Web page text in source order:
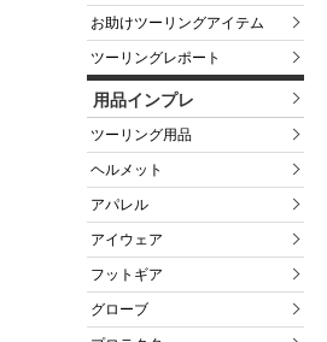
お助けツーリングアイテム
ツーリングレポート
用品インプレ
ツーリング用品
ヘルメット
アパレル
アイウェア
フットギア
グローブ